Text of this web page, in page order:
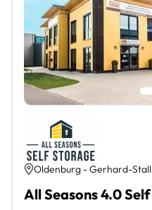
Oldenburg - Gerhard-